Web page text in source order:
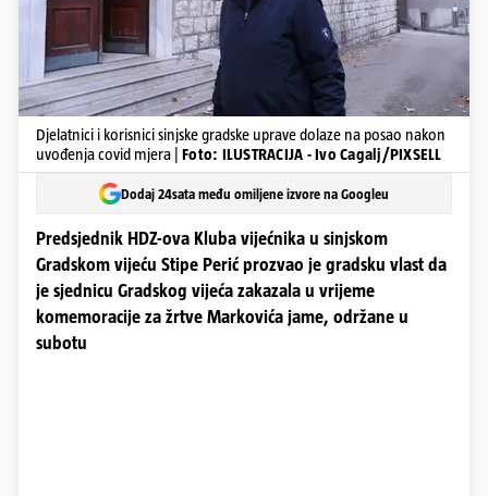
Djelatnici i korisnici sinjske gradske uprave dolaze na posao nakon
uvođenja covid mjera | Foto: ILUSTRACIJA - Ivo Cagalj/PIXSELL
Dodaj 24sata među omiljene izvore na Googleu
Predsjednik HDZ-ova Kluba vijećnika u sinjskom
Gradskom vijeću Stipe Perić prozvao je gradsku vlast da
je sjednicu Gradskog vijeća zakazala u vrijeme
komemoracije za žrtve Markovića jame, održane u
subotu